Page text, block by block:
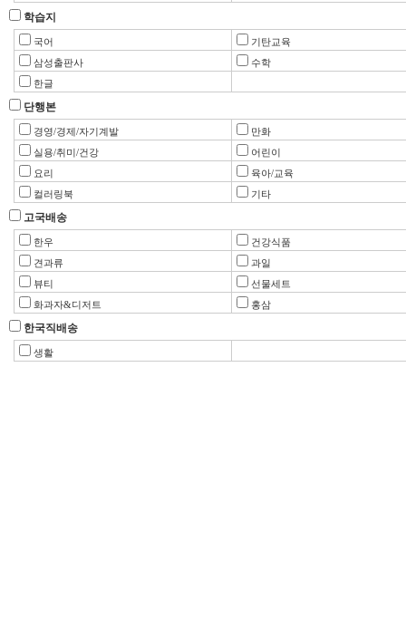
학습지
국어 기탄교육
삼성출판사 수학
한글
단행본
경영/경제/자기계발 만화
실용/취미/건강 어린이
요리 육아/교육
컬러링북 기타
고국배송
한우 건강식품
견과류 과일
뷰티 선물세트
화과자&디저트 홍삼
한국직배송
생활